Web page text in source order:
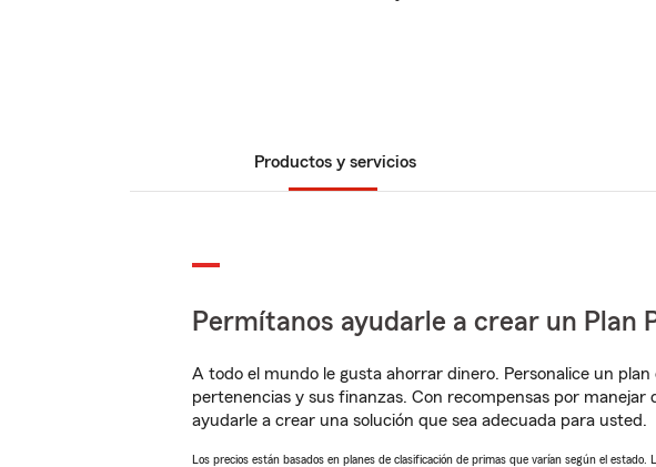
Productos y servicios
Permítanos ayudarle a crear un Plan
A todo el mundo le gusta ahorrar dinero. Personalice un
pertenencias y sus finanzas. Con recompensas por
ayudarle a crear una solución que sea adecuada para usted.
Los precios están basados en planes de clasificación de primas que varían según el